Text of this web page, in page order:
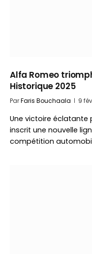
Alfa Romeo
Historique 2025
ParFaris Bouchaala 9
Une victoire éclatante
inscrit une nouvelle
compétition